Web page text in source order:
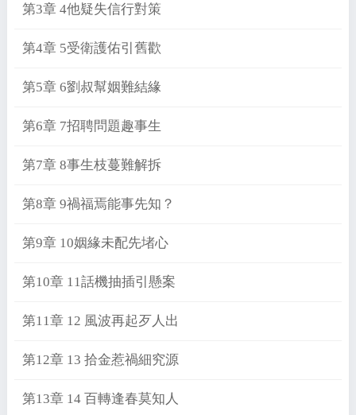
第3章 4他疑失信行對策
第4章 5受衛護佑引舊歡
第5章 6劉叔幫姻難結緣
第6章 7招聘問題趣事生
第7章 8事生枝蔓難解拆
第8章 9禍福焉能事先知？
第9章 10姻緣未配先堵心
第10章 11話機抽插引懸案
第11章 12 風波再起歹人出
第12章 13 拾金惹禍細究源
第13章 14 百轉逢春莫知人